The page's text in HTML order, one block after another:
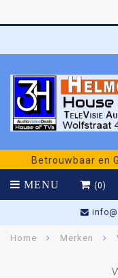
Betrouwbaar en
MENU (0)
Home Merken